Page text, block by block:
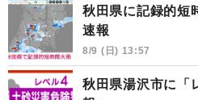
秋田県に記録的短
速報
8/9 (日) 13:57
秋田県湯沢市に「